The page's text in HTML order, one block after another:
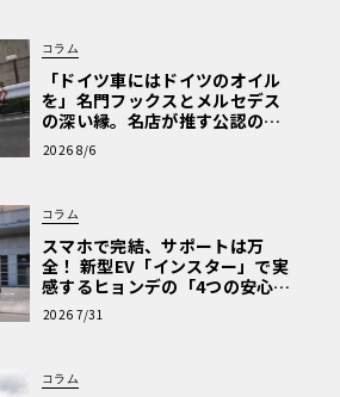
コラム
「ドイツ車にはドイツのオイル
を」名門フックスとメルセデス
の深い縁。名店が推す公認の安
心と、Cクラスで味わうシルキー
な走り〈PR〉
2026 8/6
コラム
スマホで完結、サポートは万
全！ 新型EV「インスター」で実
感するヒョンデの「4つの安心」
【第1回・ヒョンデ6つの疑問：
Why? Hyundai?】〈PR〉
2026 7/31
コラム